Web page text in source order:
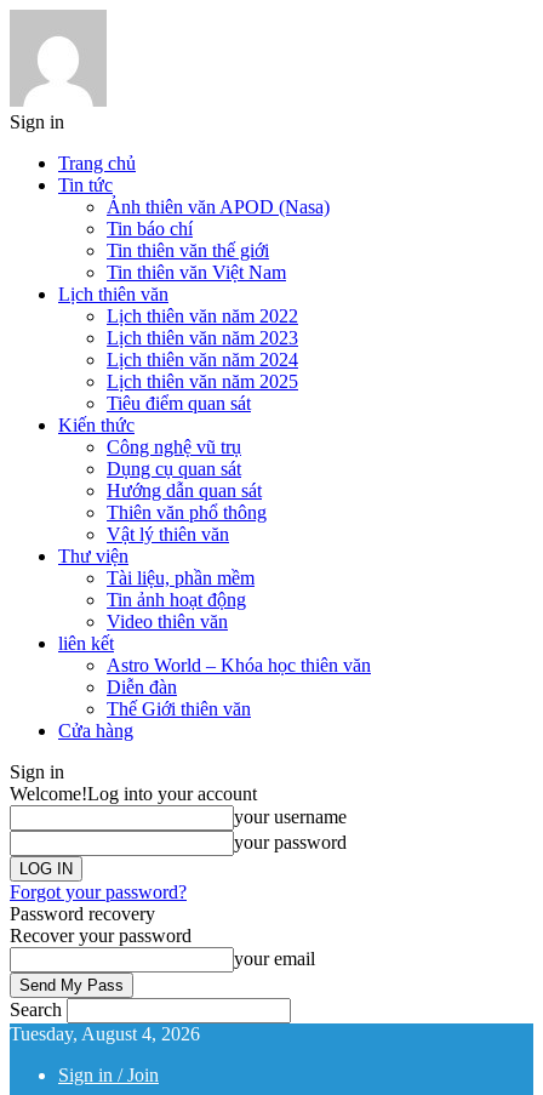
Sign in
Trang chủ
Tin tức
Ảnh thiên văn APOD (Nasa)
Tin báo chí
Tin thiên văn thế giới
Tin thiên văn Việt Nam
Lịch thiên văn
Lịch thiên văn năm 2022
Lịch thiên văn năm 2023
Lịch thiên văn năm 2024
Lịch thiên văn năm 2025
Tiêu điểm quan sát
Kiến thức
Công nghệ vũ trụ
Dụng cụ quan sát
Hướng dẫn quan sát
Thiên văn phổ thông
Vật lý thiên văn
Thư viện
Tài liệu, phần mềm
Tin ảnh hoạt động
Video thiên văn
liên kết
Astro World – Khóa học thiên văn
Diễn đàn
Thế Giới thiên văn
Cửa hàng
Sign in
Welcome!Log into your account
your username
your password
Forgot your password?
Password recovery
Recover your password
your email
Search
Tuesday, August 4, 2026
Sign in / Join